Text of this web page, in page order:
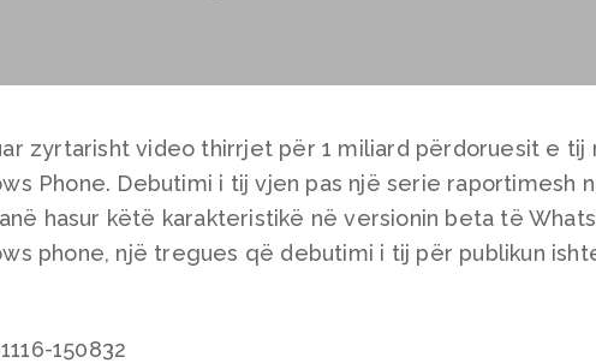
zyrtarisht video thirrjet për 1 miliard përdoruesit e tij
Phone. Debutimi i tij vjen pas një serie raportimesh
hasur këtë karakteristikë në versionin beta të
phone, një tregues që debutimi i tij për publikun